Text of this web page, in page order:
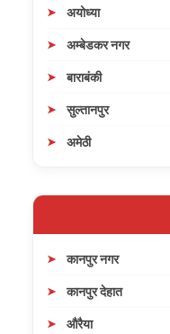
अयोध्या
अम्बेडकर नगर
बाराबंकी
सुल्तानपुर
अमेठी
कानपुर नगर
कानपुर देहात
औरैया